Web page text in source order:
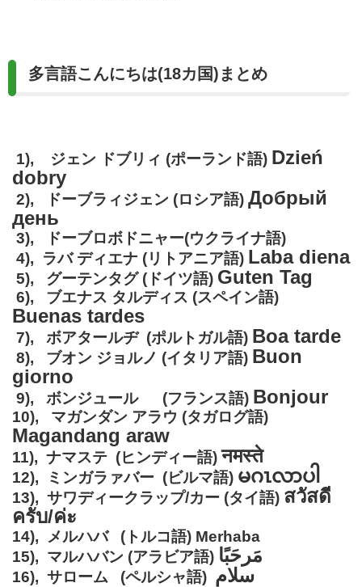
多言語こんにちは(18カ国)まとめ
1), ジェン ドブリィ (ポーランド語) Dzień
dobry
2), ドーブラィジェン (ロシア語) Добрый
день
3), ドーブロボドニャー(ウクライナ語)
4), ラバ ディエナ (リトアニア語) Laba diena
5), グーテンタグ (ドイツ語) Guten Tag
6), ブエナス タルディス (スペイン語)
Buenas tardes
7), ボアタールヂ (ポルトガル語) Boa tarde
8), ブオン ジョルノ (イタリア語) Buon
giorno
9), ボンジュール (フランス語) Bonjour
10), マガンダン アラウ (タガログ語)
Magandang araw
11), ナマステ (ヒンディー語)नमस्ते
12), ミンガラァバー (ビルマ語) မဂၤလာပါ
13), サワディークラップ/カー (タイ語) สวัสดี
ครับ/ค่ะ
14), メルハバ (トルコ語) Merhaba
15), マルハバン (アラビア語) مَرحَبًا
16), サローム (ペルシャ語) سلام